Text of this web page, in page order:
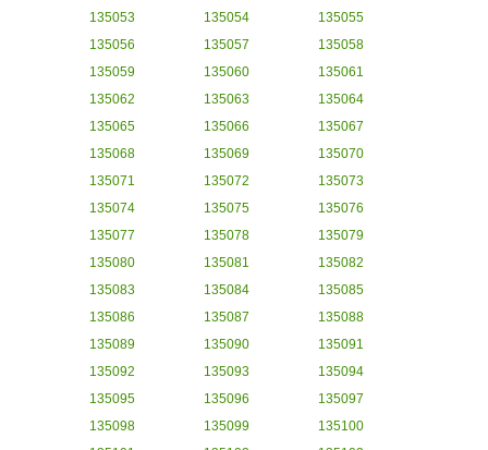
135053
135054
135055
135056
135057
135058
135059
135060
135061
135062
135063
135064
135065
135066
135067
135068
135069
135070
135071
135072
135073
135074
135075
135076
135077
135078
135079
135080
135081
135082
135083
135084
135085
135086
135087
135088
135089
135090
135091
135092
135093
135094
135095
135096
135097
135098
135099
135100